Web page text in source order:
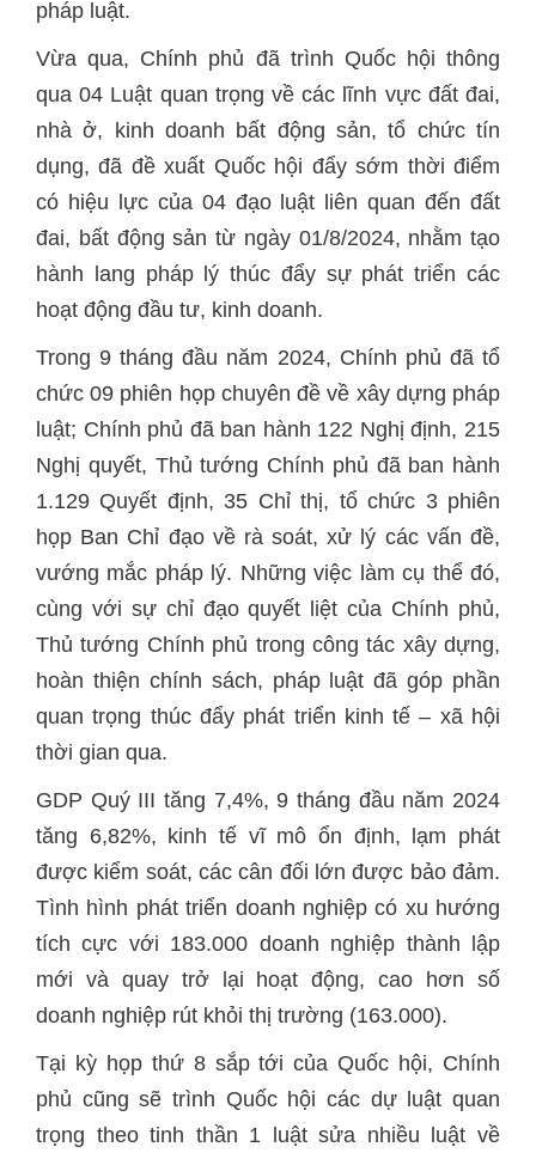
pháp luật.
Vừa qua, Chính phủ đã trình Quốc hội thông
qua 04 Luật quan trọng về các lĩnh vực đất đai,
nhà ở, kinh doanh bất động sản, tổ chức tín
dụng, đã đề xuất Quốc hội đẩy sớm thời điểm
có hiệu lực của 04 đạo luật liên quan đến đất
đai, bất động sản từ ngày 01/8/2024, nhằm tạo
hành lang pháp lý thúc đẩy sự phát triển các
hoạt động đầu tư, kinh doanh.
Trong 9 tháng đầu năm 2024, Chính phủ đã tổ
chức 09 phiên họp chuyên đề về xây dựng pháp
luật; Chính phủ đã ban hành 122 Nghị định, 215
Nghị quyết, Thủ tướng Chính phủ đã ban hành
1.129 Quyết định, 35 Chỉ thị, tổ chức 3 phiên
họp Ban Chỉ đạo về rà soát, xử lý các vấn đề,
vướng mắc pháp lý. Những việc làm cụ thể đó,
cùng với sự chỉ đạo quyết liệt của Chính phủ,
Thủ tướng Chính phủ trong công tác xây dựng,
hoàn thiện chính sách, pháp luật đã góp phần
quan trọng thúc đẩy phát triển kinh tế – xã hội
thời gian qua.
GDP Quý III tăng 7,4%, 9 tháng đầu năm 2024
tăng 6,82%, kinh tế vĩ mô ổn định, lạm phát
được kiểm soát, các cân đối lớn được bảo đảm.
Tình hình phát triển doanh nghiệp có xu hướng
tích cực với 183.000 doanh nghiệp thành lập
mới và quay trở lại hoạt động, cao hơn số
doanh nghiệp rút khỏi thị trường (163.000).
Tại kỳ họp thứ 8 sắp tới của Quốc hội, Chính
phủ cũng sẽ trình Quốc hội các dự luật quan
trọng theo tinh thần 1 luật sửa nhiều luật về